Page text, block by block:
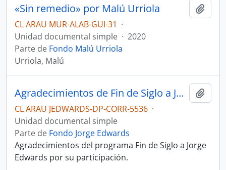
«Sin remedio» por Malú Urriola
CL ARAU MUR-ALAB-GUI-31 ·
Unidad documental simple · 2020
Parte de Fondo Malú Urriola
Urriola, Malú
Agradecimientos de Fin de Siglo a Jorge Edwards
CL ARAU JEDWARDS-DP-CORR-5536 ·
Unidad documental simple
Parte de Fondo Jorge Edwards
Agradecimientos del programa Fin de Siglo a Jorge
Edwards por su participación.